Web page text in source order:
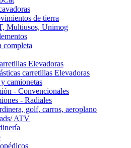
de tierra
Multiusos, Unimog
completa
Elevadoras
carretillas Elevadoras
camionetas
- Convencionales
- Radiales
golf, carros, aeroplano
ATV